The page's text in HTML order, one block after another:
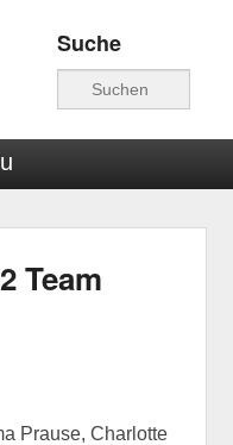
1844
Suche
Team
Prause, Charlotte